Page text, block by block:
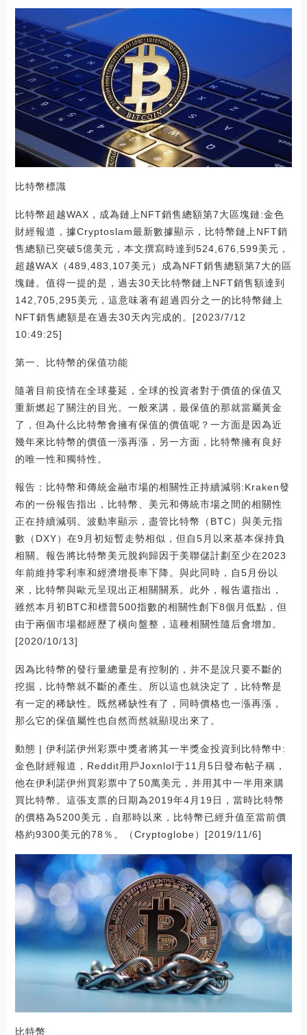
比特幣標識
比特幣超越WAX，成為鏈上NFT銷售總額第7大區塊鏈:金色
財經報道，據Cryptoslam最新數據顯示，比特幣鏈上NFT銷
售總額已突破5億美元，本文撰寫時達到524,676,599美元，
超越WAX（489,483,107美元）成為NFT銷售總額第7大的區
塊鏈。值得一提的是，過去30天比特幣鏈上NFT銷售額達到
142,705,295美元，這意味著有超過四分之一的比特幣鏈上
NFT銷售總額是在過去30天內完成的。[2023/7/12
10:49:25]
第一、比特幣的保值功能
隨著目前疫情在全球蔓延，全球的投資者對于價值的保值又
重新燃起了關注的目光。一般來講，最保值的那就當屬黃金
了，但為什么比特幣會擁有保值的價值呢？一方面是因為近
幾年來比特幣的價值一漲再漲，另一方面，比特幣擁有良好
的唯一性和獨特性。
報告：比特幣和傳統金融市場的相關性正持續減弱:Kraken發
布的一份報告指出，比特幣、美元和傳統市場之間的相關性
正在持續減弱。波動率顯示，盡管比特幣（BTC）與美元指
數（DXY）在9月初短暫走勢相似，但自5月以來基本保持負
相關。報告將比特幣美元脫鉤歸因于美聯儲計劃至少在2023
年前維持零利率和經濟增長率下降。與此同時，自5月份以
來，比特幣與歐元呈現出正相關關系。此外，報告還指出，
雖然本月初BTC和標普500指數的相關性創下8個月低點，但
由于兩個市場都經歷了橫向盤整，這種相關性隨后會增加。
[2020/10/13]
因為比特幣的發行量總量是有控制的，并不是說只要不斷的
挖掘，比特幣就不斷的產生。所以這也就決定了，比特幣是
有一定的稀缺性。既然稀缺性有了，同時價格也一漲再漲，
那么它的保值屬性也自然而然就顯現出來了。
動態 | 伊利諾伊州彩票中獎者將其一半獎金投資到比特幣中:
金色財經報道，Reddit用戶Joxnlol于11月5日發布帖子稱，
他在伊利諾伊州買彩票中了50萬美元，并用其中一半用來購
買比特幣。這張支票的日期為2019年4月19日，當時比特幣
的價格為5200美元，自那時以來，比特幣已經升值至當前價
格約9300美元的78％。（Cryptoglobe）[2019/11/6]
比特幣